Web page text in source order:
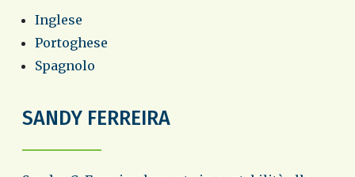
Inglese
Portoghese
Spagnolo
SANDY FERREIRA